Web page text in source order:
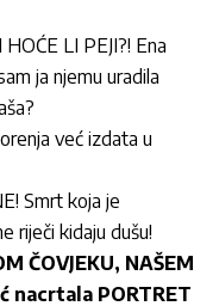
LI PEJI?! Ena
ja njemu uradila
već izdata u
Smrt koja je
riječi kidaju dušu!
ČOVJEKU, NAŠEM
nacrtala PORTRET